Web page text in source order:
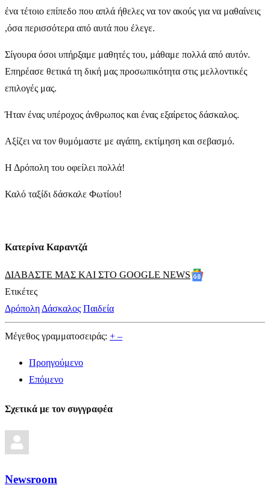
ένα τέτοιο επίπεδο που απλά ήθελες να τον ακούς για να μαθαίνεις
,όσα περισσότερα από αυτά που έλεγε.
Σίγουρα όσοι υπήρξαμε μαθητές του, μάθαμε πολλά από αυτόν.
Επηρέασε θετικά τη δική μας προσωπικότητα στις μελλοντικές
επιλογές μας.
Ήταν ένας υπέροχος άνθρωπος και ένας εξαίρετος δάσκαλος.
Αξίζει να τον θυμόμαστε με αγάπη, εκτίμηση και σεβασμό.
Η Δρόπολη του οφείλει πολλά!
Καλό ταξίδι δάσκαλε Φωτίου!
Κατερίνα Καραντζά
ΔΙΑΒΑΣΤΕ ΜΑΣ ΚΑΙ ΣΤΟ GOOGLE NEWS
Ετικέτες
Δρόπολη Δάσκαλος Παιδεία
Μέγεθος γραμματοσειράς: + –
Προηγούμενο
Επόμενο
Σχετικά με τον συγγραφέα
Newsroom